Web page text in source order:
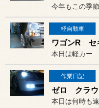
軽自動車
作業日記